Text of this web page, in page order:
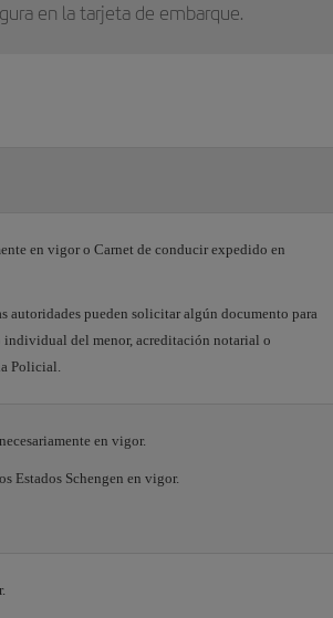
en la tarjeta de embarque.
en vigor o Carnet de conducir expedido en
autoridades pueden solicitar algún documento para
del menor, acreditación notarial o
Policial.
en vigor.
Estados Schengen en vigor.